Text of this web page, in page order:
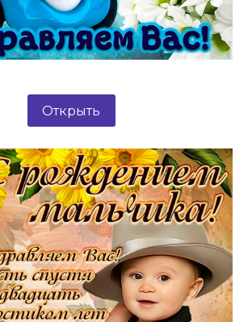
Открыть